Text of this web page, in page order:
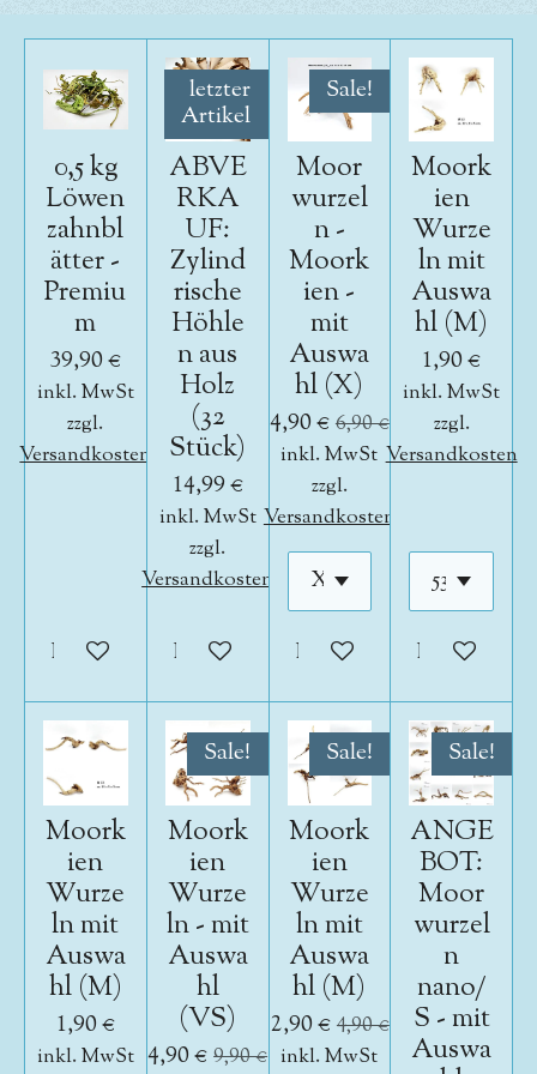
0,5 kg
Löwen
zahnbl
ätter -
Premiu
m
39,90 €
inkl. MwSt
zzgl.
Versandkosten
In den Warenkorb
letzter
Artikel
ABVE
RKA
UF:
Zylind
rische
Höhle
n aus
Holz
(32
Stück)
14,99 €
inkl. MwSt
zzgl.
Versandkosten
In den Warenkorb
Sale!
Moor
wurzel
n -
Moork
ien -
mit
Auswa
hl (X)
4,90 € 6,90 €
inkl. MwSt
zzgl.
Versandkosten
In den Warenkorb
Moork
ien
Wurze
ln mit
Auswa
hl (M)
1,90 €
inkl. MwSt
zzgl.
Versandkosten
In den
Moork
ien
Wurze
ln mit
Auswa
hl (M)
1,90 €
inkl. MwSt
Sale!
Moork
ien
Wurze
ln - mit
Auswa
hl
(VS)
4,90 € 9,90 €
Sale!
Moork
ien
Wurze
ln mit
Auswa
hl (M)
2,90 € 4,90 €
inkl. MwSt
Sale!
ANGE
BOT:
Moor
wurzel
n
nano/
S - mit
Auswa